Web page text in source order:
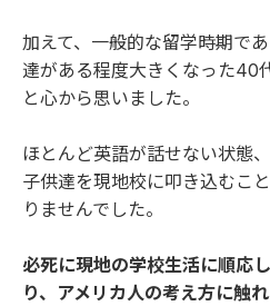
加えて、一般的な留学時期で
達がある程度大きくなった40
と心から思いました。
ほとんど英語が話せない状態
子供達を現地校に叩き込むこ
りませんでした。
必死に現地の学校生活に順応
り、アメリカ人の考え方に触